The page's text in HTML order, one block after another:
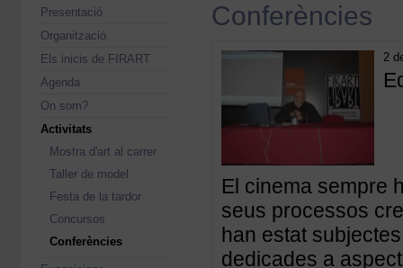
Presentació
Organització
Els inicis de FIRART
Agenda
On som?
Activitats
Mostra d'art al carrer
Taller de model
Festa de la tardor
Concursos
Conferències
Conferències
2
El cinema sempre
seus processos
han estat
dedicades a